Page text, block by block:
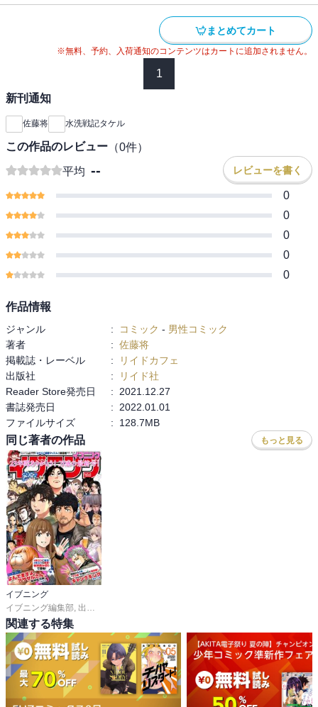
まとめてカート
※無料、予約、入荷通知のコンテンツはカートに追加されません。
1
新刊通知
佐藤将 水洗戦記タケル
この作品のレビュー （0件）
平均 -- レビューを書く
0
0
0
0
0
作品情報
ジャンル : コミック - 男性コミック
著者
: 佐藤将
掲載誌・レーベル
:
リイドカフェ
出版社
:
リイド社
Reader Store発売日
:
2021.12.27
書誌発売日
:
2022.01.01
ファイルサイズ
: 128.7MB
同じ著者の作品 もっと見る
イブニング
イブニング編集部, 出端祐大
関連する特集